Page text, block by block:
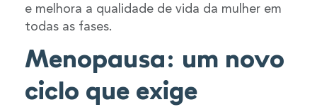
e melhora a qualidade de vida da mulher em
todas as fases.
Menopausa: um novo
ciclo que exige